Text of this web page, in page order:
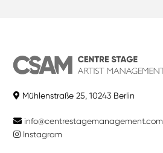
Mühlenstraße 25, 10243 Berlin
info@centrestagemanagement.com
Instagram